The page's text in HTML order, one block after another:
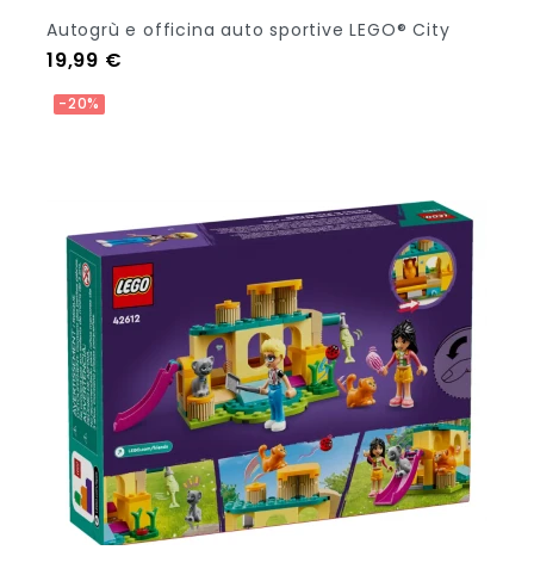
Autogrù e officina auto sportive LEGO® City
Prezzo
19,99 €
-20%